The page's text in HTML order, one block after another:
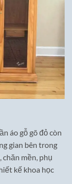
áo gỗ gõ đỏ còn
gian bên trong
mền, phụ
kế khoa học